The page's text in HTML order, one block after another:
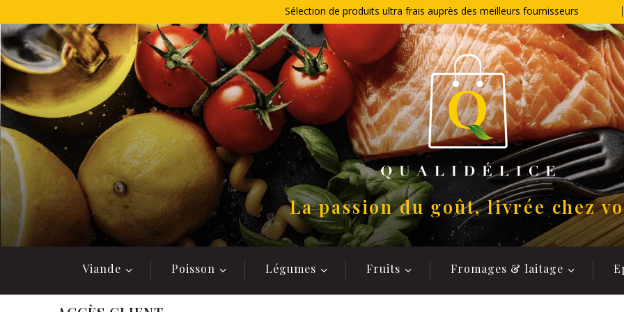
au
contenu
Sélection de produits ultra frais auprès des meilleurs fournisseurs
La passion du goût, livrée chez
Viande Poisson Légumes Fruits Fromages & laitage